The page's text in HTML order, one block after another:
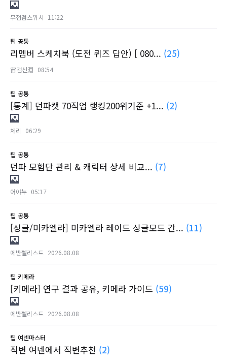
무접점스위치 11:22
팁 공통
리멤버 스케치북 (도전 퀴즈 답안) [ 080... (25)
宙검신淵 08:54
팁 공통
[통계] 던파캣 70직업 랭킹200위기준 +1... (2)
체리 06:29
팁 공통
던파 모험단 관리 & 캐릭터 상세 비교... (7)
어야누 05:17
팁 공통
[싱글/미카엘라] 미카엘라 레이드 싱글모드 간... (11)
에반쩰리스트 2026.08.08
팁 키메라
[키메라] 연구 결과 공유, 키메라 가이드 (59)
에반쩰리스트 2026.08.08
팁 여넨마스터
직변 여넨에서 직변추천 (2)